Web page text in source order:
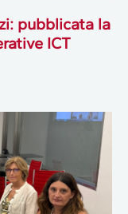
pubblicata la
ICT